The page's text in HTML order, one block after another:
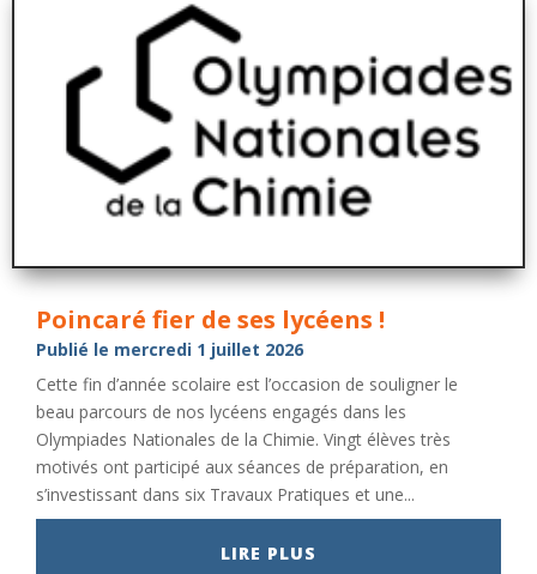
Poincaré fier de ses lycéens !
Publié le mercredi 1 juillet 2026
Cette fin d’année scolaire est l’occasion de souligner le
beau parcours de nos lycéens engagés dans les
Olympiades Nationales de la Chimie. Vingt élèves très
motivés ont participé aux séances de préparation, en
s’investissant dans six Travaux Pratiques et une...
LIRE PLUS